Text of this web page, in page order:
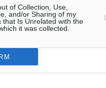
of Collection, Use,
and/or Sharing of my
that Is Unrelated with the
it was collected.
το 2025 για δωρεές οργάνων
ανανεώσεων σε άξονα και